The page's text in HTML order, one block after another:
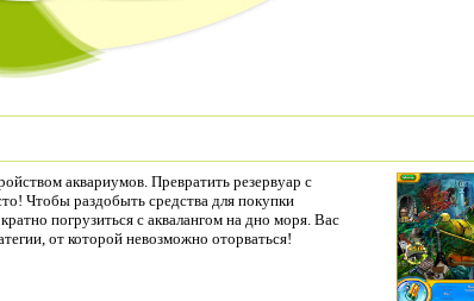
аквариумов. Превратить резервуар с
Чтобы раздобыть средства для покупки
погрузиться с аквалангом на дно моря. Вас
от которой невозможно оторваться!